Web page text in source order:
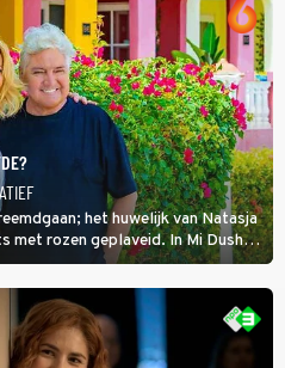
het huwelijk van Natasja
met rozen geplaveid. In Mi Dushi:
Genee het showbizzkoppel mee
te hebben.